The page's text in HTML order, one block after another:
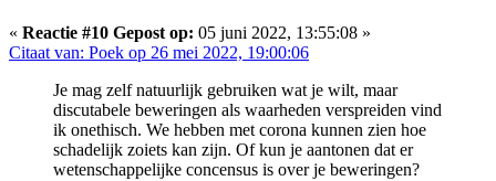
« Reactie #10 Gepost op: 05 juni 2022, 13:55:08 »
Citaat van: Poek op 26 mei 2022, 19:00:06
Je mag zelf natuurlijk gebruiken wat je wilt, maar
discutabele beweringen als waarheden verspreiden vind
ik onethisch. We hebben met corona kunnen zien hoe
schadelijk zoiets kan zijn. Of kun je aantonen dat er
wetenschappelijke concensus is over je beweringen?